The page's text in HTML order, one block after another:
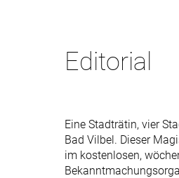
Editorial
Eine Stadträtin, vier
Bad Vilbel. Dieser
im kostenlosen,